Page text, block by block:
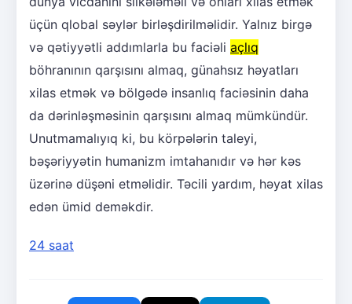
üçün qlobal səylər birləşdirilməlidir. Yalnız birgə
və qətiyyətli addımlarla bu faciəli açlıq
böhranının qarşısını almaq, günahsız həyatları
xilas etmək və bölgədə insanlıq faciəsinin daha
da dərinləşməsinin qarşısını almaq mümkündür.
Unutmamalıyıq ki, bu körpələrin taleyi,
bəşəriyyətin humanizm imtahanıdır və hər kəs
üzərinə düşəni etməlidir. Təcili yardım, həyat xilas
edən ümid deməkdir.
24 saat